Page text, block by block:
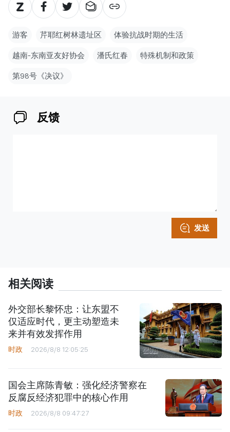
游客 芹耶红树林遗址区 体验抗战时期的生活
越南-东南亚友好协会 潘氏红春 特殊机制和政策
第98号《决议》
反馈
发送
相关阅读
外交部长黎怀忠：让东盟不
仅适应时代，更主动塑造未
来并有效发挥作用
时政 2026/8/8 12:05:25
国会主席陈青敏：强化经济警察在
反腐反经济犯罪中的核心作用
时政 2026/8/8 09:47:27